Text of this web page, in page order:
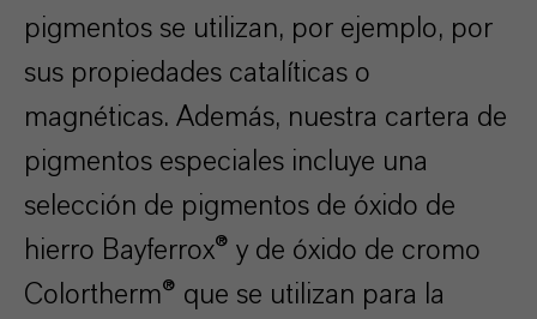
pigmentos se utilizan, por ejemplo, por
sus propiedades catalíticas o
magnéticas. Además, nuestra cartera de
pigmentos especiales incluye una
selección de pigmentos de óxido de
hierro Bayferrox® y de óxido de cromo
Colortherm® que se utilizan para la